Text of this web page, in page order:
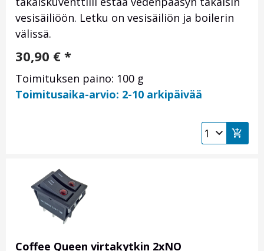
vesisäiliöön. Letku on vesisäiliön ja boilerin
välissä.
30,90 € *
Toimituksen paino: 100 g
Toimitusaika-arvio: 2-10 arkipäivää
Coffee Queen virtakytkin 2xNO